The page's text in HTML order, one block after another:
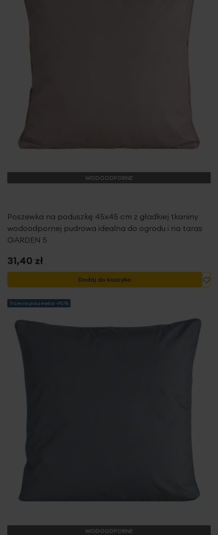
WODOODPORNE
Poszewka na poduszkę 45x45 cm z gładkiej tkaniny
wodoodpornej pudrowa idealna do ogrodu i na taras
GARDEN 5
31,40 zł
Dodaj do koszyka
Trzecia poszewka -90%
WODOODPORNE